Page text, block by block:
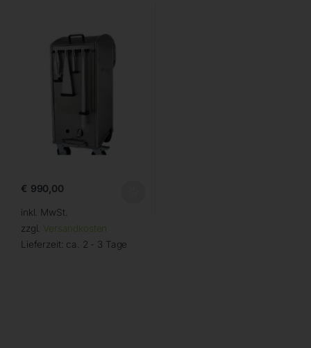
€ 990,00
inkl. MwSt.
zzgl. Versandkosten
Lieferzeit: ca. 2 - 3 Tage